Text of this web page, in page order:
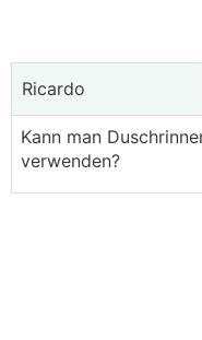
Ricardo
Kann man
verwenden?